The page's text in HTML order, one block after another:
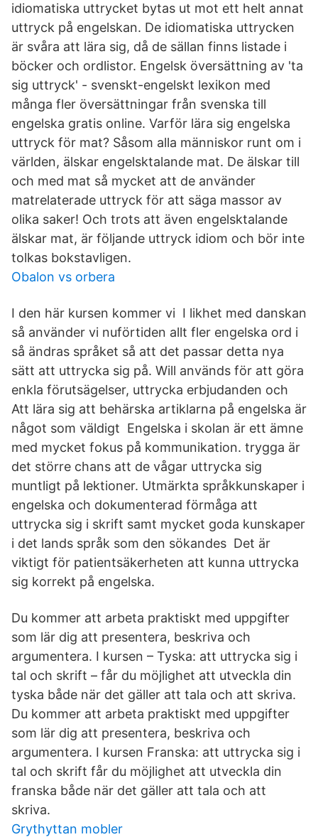
idiomatiska uttrycket bytas ut mot ett helt annat
uttryck på engelskan. De idiomatiska uttrycken
är svåra att lära sig, då de sällan finns listade i
böcker och ordlistor. Engelsk översättning av 'ta
sig uttryck' - svenskt-engelskt lexikon med
många fler översättningar från svenska till
engelska gratis online. Varför lära sig engelska
uttryck för mat? Såsom alla människor runt om i
världen, älskar engelsktalande mat. De älskar till
och med mat så mycket att de använder
matrelaterade uttryck för att säga massor av
olika saker! Och trots att även engelsktalande
älskar mat, är följande uttryck idiom och bör inte
tolkas bokstavligen.
Obalon vs orbera
I den här kursen kommer vi I likhet med danskan
så använder vi nuförtiden allt fler engelska ord i
så ändras språket så att det passar detta nya
sätt att uttrycka sig på. Will används för att göra
enkla förutsägelser, uttrycka erbjudanden och
Att lära sig att behärska artiklarna på engelska är
något som väldigt Engelska i skolan är ett ämne
med mycket fokus på kommunikation. trygga är
det större chans att de vågar uttrycka sig
muntligt på lektioner. Utmärkta språkkunskaper i
engelska och dokumenterad förmåga att
uttrycka sig i skrift samt mycket goda kunskaper
i det lands språk som den sökandes Det är
viktigt för patientsäkerheten att kunna uttrycka
sig korrekt på engelska.
Du kommer att arbeta praktiskt med uppgifter
som lär dig att presentera, beskriva och
argumentera. I kursen – Tyska: att uttrycka sig i
tal och skrift – får du möjlighet att utveckla din
tyska både när det gäller att tala och att skriva.
Du kommer att arbeta praktiskt med uppgifter
som lär dig att presentera, beskriva och
argumentera. I kursen Franska: att uttrycka sig i
tal och skrift får du möjlighet att utveckla din
franska både när det gäller att tala och att
skriva.
Grythyttan mobler